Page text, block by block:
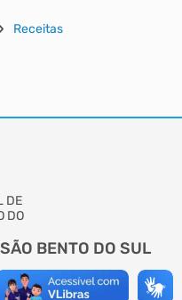
Receitas
BENTO DO SUL